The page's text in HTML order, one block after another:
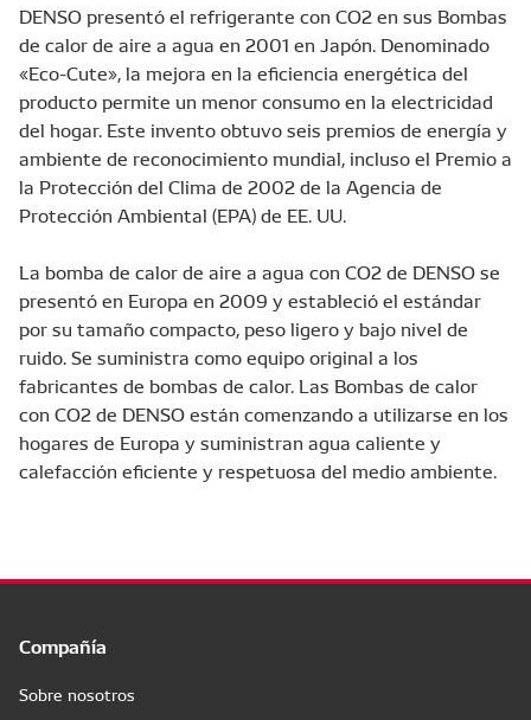
DENSO presentó el refrigerante con CO2 en sus Bombas
de calor de aire a agua en 2001 en Japón. Denominado
«Eco-Cute», la mejora en la eficiencia energética del
producto permite un menor consumo en la electricidad
del hogar. Este invento obtuvo seis premios de energía y
ambiente de reconocimiento mundial, incluso el Premio a
la Protección del Clima de 2002 de la Agencia de
Protección Ambiental (EPA) de EE. UU.
La bomba de calor de aire a agua con CO2 de DENSO se
presentó en Europa en 2009 y estableció el estándar
por su tamaño compacto, peso ligero y bajo nivel de
ruido. Se suministra como equipo original a los
fabricantes de bombas de calor. Las Bombas de calor
con CO2 de DENSO están comenzando a utilizarse en los
hogares de Europa y suministran agua caliente y
calefacción eficiente y respetuosa del medio ambiente.
Compañía
Sobre nosotros